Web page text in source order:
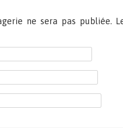
ne sera pas publiée.